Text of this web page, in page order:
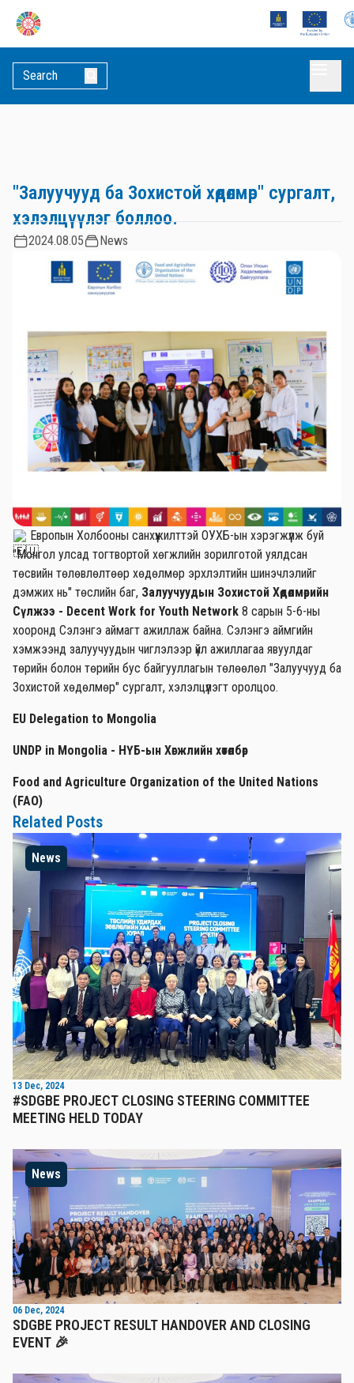
"Залуучууд ба Зохистой хөдөлмөр" сургалт,
хэлэлцүүлэг боллоо.
2024.08.05 News
Европын Холбооны санхүүжилттэй ОУХБ-ын хэрэгжүүлж буй
"Монгол улсад тогтвортой хөгжлийн зорилготой уялдсан
төсвийн төлөвлөлтөөр хөдөлмөр эрхлэлтийн шинэчлэлийг
дэмжих нь" төслийн баг, Залуучуудын Зохистой Хөдөлмөрийн
Сүлжээ - Decent Work for Youth Network 8 сарын 5-6-ны
хооронд Сэлэнгэ аймагт ажиллаж байна. Сэлэнгэ аймгийн
хэмжээнд залуучуудын чиглэлээр үйл ажиллагаа явуулдаг
төрийн болон төрийн бус байгууллагын төлөөлөл "Залуучууд ба
Зохистой хөдөлмөр" сургалт, хэлэлцүүлэгт оролцоо.
EU Delegation to Mongolia
UNDP in Mongolia - НҮБ-ын Хөгжлийн хөтөлбөр
Food and Agriculture Organization of the United Nations
(FAO)
Related Posts
News
13 Dec, 2024
#SDGBE PROJECT CLOSING STEERING COMMITTEE
MEETING HELD TODAY
News
06 Dec, 2024
SDGBE PROJECT RESULT HANDOVER AND CLOSING
EVENT 🎉